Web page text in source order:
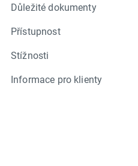
Důležité dokumenty
Přístupnost
Stížnosti
Informace pro klienty